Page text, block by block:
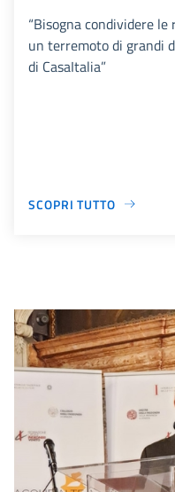
“Bisogna condividere
un terremoto di grandi
di CasaItalia”
SCOPRI TUTTO